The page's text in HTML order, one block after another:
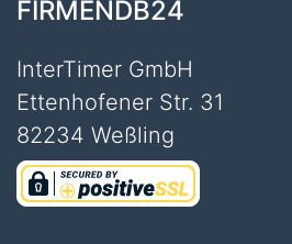
FIRMENDB24
InterTimer GmbH
Ettenhofener Str. 31
82234 Weßling